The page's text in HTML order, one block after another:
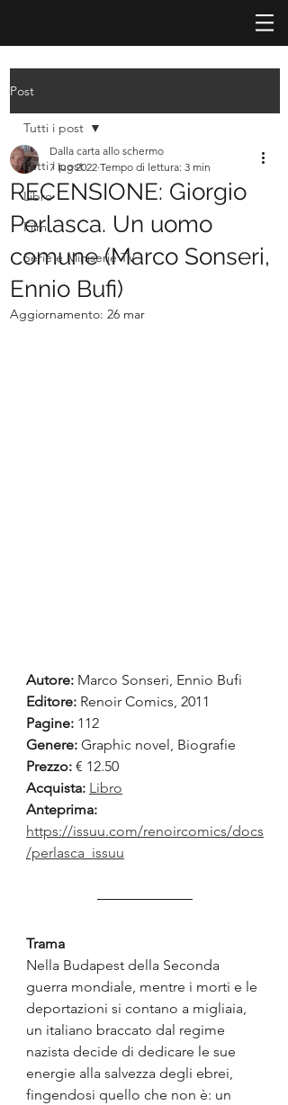
Post
Tutti i post
Libro
Film
Serie e Miniserie TV
Tutti i post
RECENSIONE: Giorgio
Perlasca. Un uomo
comune (Marco Sonseri,
Ennio Bufi)
Dalla carta allo schermo
7 lug 2022 Tempo di lettura: 3 min
Aggiornamento: 26 mar
Autore: Marco Sonseri, Ennio Bufi
Editore: Renoir Comics, 2011
Pagine: 112
Genere: Graphic novel, Biografie
Prezzo: € 12.50
Acquista: Libro
Anteprima:
https://issuu.com/renoircomics/docs
/perlasca_issuu
Trama
Nella Budapest della Seconda
guerra mondiale, mentre i morti e le
deportazioni si contano a migliaia,
un italiano braccato dal regime
nazista decide di dedicare le sue
energie alla salvezza degli ebrei,
fingendosi quello che non è: un